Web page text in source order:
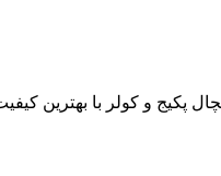
پکیج و کولر با بهترین